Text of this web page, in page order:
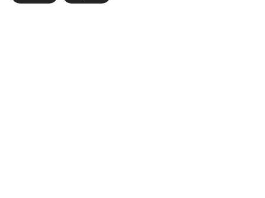
Telefone: Horário de Funcionamento: De segunda-à